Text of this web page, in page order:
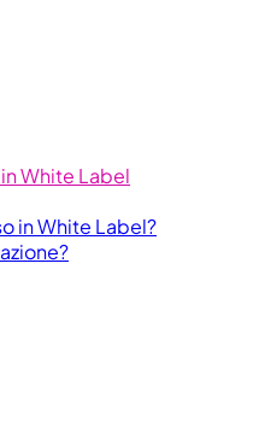
White Label
in White Label?